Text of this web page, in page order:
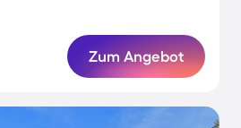
Zum Angebot